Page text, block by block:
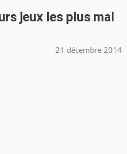
jeux les plus mal
21 décembre 2014